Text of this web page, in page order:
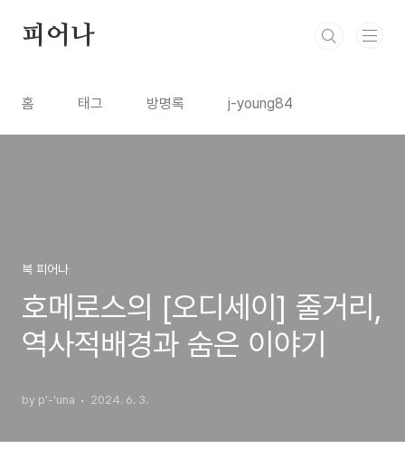
피어나
홈 태그 방명록 j-young84
북 피어나
호메로스의 [오디세이] 줄거리,
역사적배경과 숨은 이야기
by p'-'una 2024. 6. 3.